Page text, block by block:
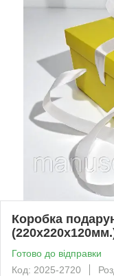
Коробка
Готово до відправки
Код: 2025-2720